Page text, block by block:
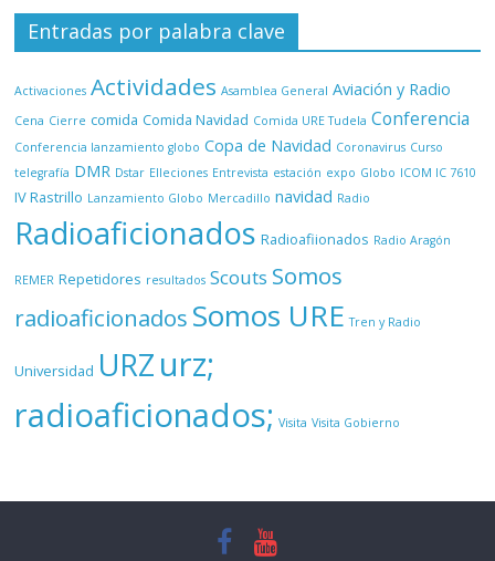
Entradas por palabra clave
Activaciones Actividades Asamblea General Aviación y Radio
Cena Cierre comida Comida Navidad Comida URE Tudela Conferencia
Conferencia lanzamiento globo Copa de Navidad Coronavirus Curso
telegrafía DMR Dstar Elleciones Entrevista estación expo Globo ICOM IC 7610
IV Rastrillo Lanzamiento Globo Mercadillo navidad Radio
Radioaficionados Radioafiionados Radio Aragón
REMER Repetidores resultados Scouts Somos
radioaficionados Somos URE Tren y Radio
Universidad URZurz;
radioaficionados; Visita Visita Gobierno